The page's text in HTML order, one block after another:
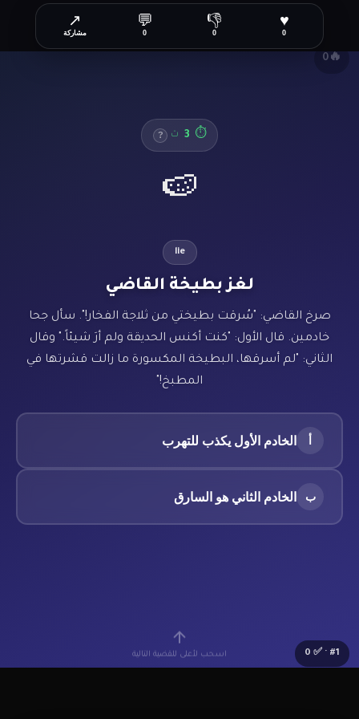
⏱
3 ث ?
🍉
lie
لغز بطيخة القاضي
صرخ القاضي: "سُرقت بطيختي من ثلاجة الفخار!". سأل جحا
خادمين. قال الأول: "كنت أكنس الحديقة ولم أرَ شيئاً." وقال
الثاني: "لم أسرقها، البطيخة المكسورة ما زالت قشرتها في
المطبخ!"
الخادم الأول يكذب للتهرب
ب الخادم الثاني هو السارق
اسحب لأعلى للقضية التالية #1
· ✅
0
🔥
0
♥
0
👎
0
💬
0
↗
مشاركة